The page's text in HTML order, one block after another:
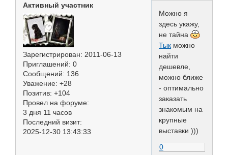
Активный участник
Зарегистрирован: 2011-06-13
Приглашений: 0
Сообщений: 136
Уважение: +28
Позитив: +104
Провел на форуме:
3 дня 11 часов
Последний визит:
2025-12-30 13:43:33
Можно я
здесь укажу,
не тайна
Тык можно
найти
дешевле,
можно ближе
- оптимально
заказать
знакомым на
крупные
выставки )))
0